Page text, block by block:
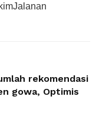
rekomendasi
gowa, Optimis